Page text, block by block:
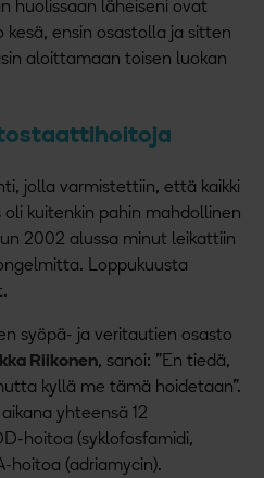
huolissaan läheiseni ovat
kesä, ensin osastolla ja sitten
aloittamaan toisen luokan
jolla varmistettiin, että kaikki
kuitenkin pahin mahdollinen
2002 alussa minut leikattiin
Loppukuusta
syöpä- ja veritautien osasto
Riikonen, sanoi: ”En tiedä,
kyllä me tämä hoidetaan”.
yhteensä 12
hoitoa (syklofosfamidi,
hoitoa (adriamycin).